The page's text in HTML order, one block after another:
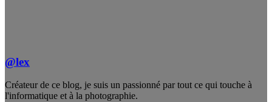
@lex
Créateur de ce blog, je suis un passionné par tout ce qui touche à
l'informatique et à la photographie.